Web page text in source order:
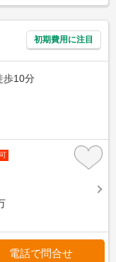
初期費用に注目
歩10分
電話で問合せ